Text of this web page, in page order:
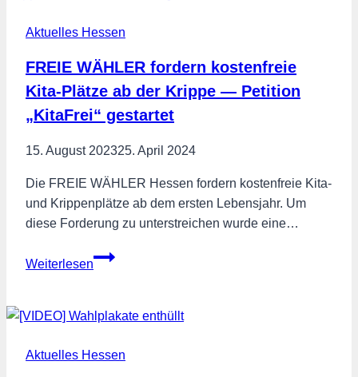
Kommunen
Landesregierung
Aktuelles Hessen
FREIE WÄHLER fordern kostenfreie
Kita-Plätze ab der Krippe — Petition
„KitaFrei“ gestartet
15. August 202325. April 2024
Die FREIE WÄHLER Hessen fordern kostenfreie Kita-
und Krippenplätze ab dem ersten Lebensjahr. Um
diese Forderung zu unterstreichen wurde eine…
Weiterlesen
FREIE
kostenfreie
Plätze
Aktuelles Hessen